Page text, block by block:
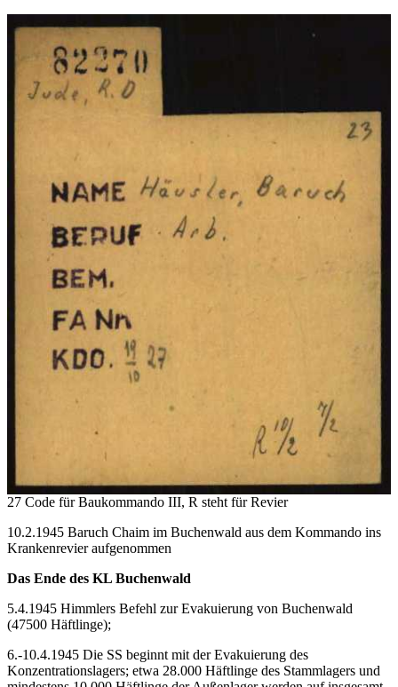
27 Code für Baukommando III, R steht für Revier
10.2.1945 Baruch Chaim im Buchenwald aus dem Kommando ins
Krankenrevier aufgenommen
Das Ende des KL Buchenwald
5.4.1945 Himmlers Befehl zur Evakuierung von Buchenwald
(47500 Häftlinge);
6.-10.4.1945 Die SS beginnt mit der Evakuierung des
Konzentrationslagers; etwa 28.000 Häftlinge des Stammlagers und